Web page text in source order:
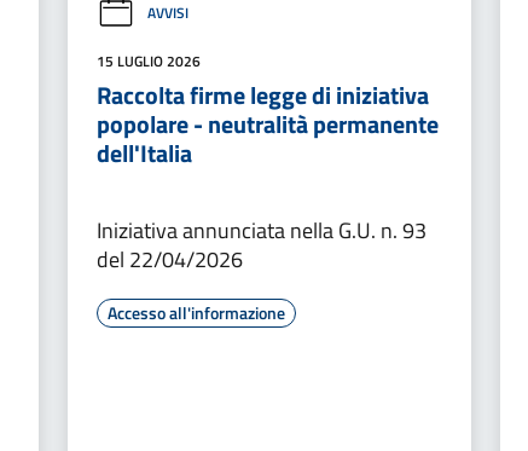
AVVISI
15 LUGLIO 2026
Raccolta firme legge di iniziativa
popolare - neutralità permanente
dell'Italia
Iniziativa annunciata nella G.U. n. 93
del 22/04/2026
Accesso all'informazione